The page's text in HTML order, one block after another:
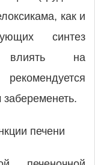
как и
синтез
влиять на
печени